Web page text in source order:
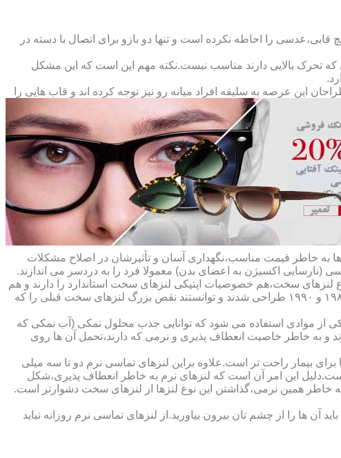
را احاطه نکرده است و تنها دو بازو برای اتصال با دسته در
که تحرک بالایی دارند مناسب نیست.نکته مهم این است که این مشکل
این عرصه به سلیقه افراد میانه رو نیز توجه کرده اند و قاب هایی را
به خاطر قیمت مناسب،نگهداری آسان و تأثیرشان در اصلاح مشکلات
(نارسایی اکسیژن به اعضای بدن) معمولا فرد را به دردسر می اندازند.
لنزهای سخت،هم خصوصیات اپتیکی لنزهای سخت استاندارد را دارند و هم
راحت تر هستند.در حقیقت این لنزها که از پلیمرهای نفوذپذیر به اکسیژن ساخته شده اند،در اواخر دهه ی ۱۹۷۰ و در طول دهه های ۱۹۸۰ و ۱۹۹۰ طراحی شدند و توانستند نقص بزرگ لنزهای سخت قبلی را که
از موادی استفاده می شود که توانایی جذب محلول نمکی (آب نمکی که
و به خاطر خاصیت انعطاف پذیری و نرمی که دارند،تحمل آن ها روی
بیمار راحت تر است.علاوه براین لنزهای تماسی نرم دو تا سه میلی
است.دلیل این امر آن است که لنزهای نرم به خاطر انعطاف پذیری،شکل
خاطر همین نرمی،گذاشتن این نوع لنزها از لنزهای سخت دشوارتر است.
ها را از چشم تان بیرون بیاورید.از لنزهای تماسی نرم روزانه نباید